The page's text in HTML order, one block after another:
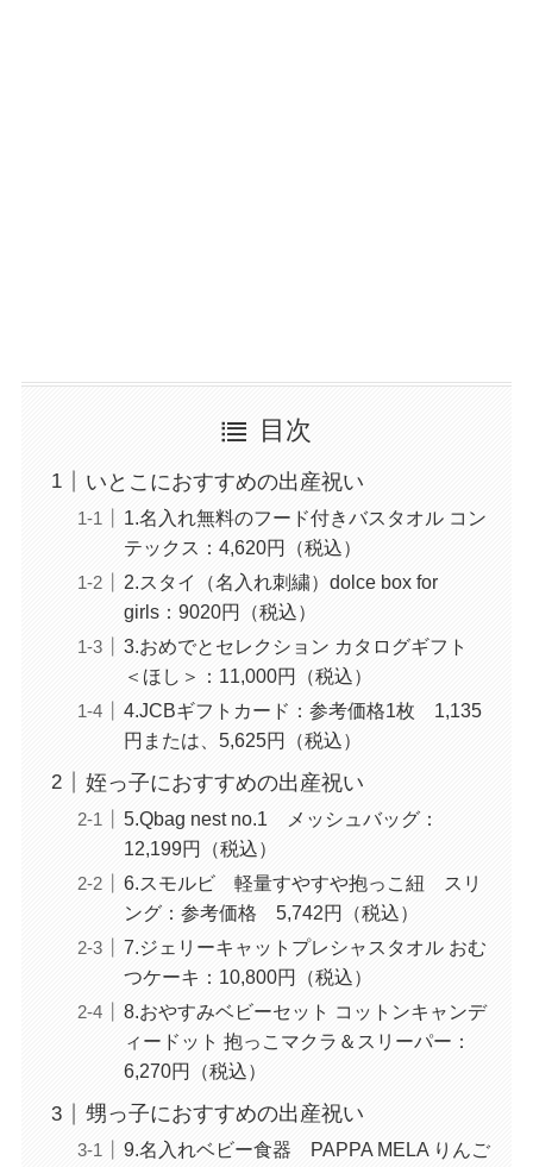
目次
いとこにおすすめの出産祝い
1.名入れ無料のフード付きバスタオル コン
テックス：4,620円（税込）
2.スタイ（名入れ刺繍）dolce box for
girls：9020円（税込）
3.おめでとセレクション カタログギフト
＜ほし＞：11,000円（税込）
4.JCBギフトカード：参考価格1枚 1,135
円または、5,625円（税込）
姪っ子におすすめの出産祝い
5.Qbag nest no.1 メッシュバッグ：
12,199円（税込）
6.スモルビ 軽量すやすや抱っこ紐 スリ
ング：参考価格 5,742円（税込）
7.ジェリーキャットプレシャスタオル おむ
つケーキ：10,800円（税込）
8.おやすみベビーセット コットンキャンデ
ィードット 抱っこマクラ＆スリーパー：
6,270円（税込）
甥っ子におすすめの出産祝い
9.名入れベビー食器 PAPPA MELA りんご